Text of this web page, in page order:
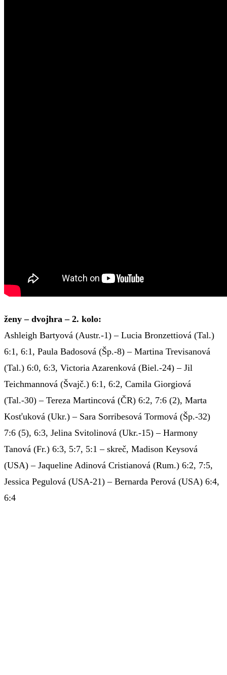
ženy – dvojhra – 2. kolo:
Ashleigh Bartyová (Austr.-1) – Lucia Bronzettiová (Tal.)
6:1, 6:1, Paula Badosová (Šp.-8) – Martina Trevisanová
(Tal.) 6:0, 6:3, Victoria Azarenková (Biel.-24) – Jil
Teichmannová (Švajč.) 6:1, 6:2, Camila Giorgiová
(Tal.-30) – Tereza Martincová (ČR) 6:2, 7:6 (2), Marta
Kosťuková (Ukr.) – Sara Sorribesová Tormová (Šp.-32)
7:6 (5), 6:3, Jelina Svitolinová (Ukr.-15) – Harmony
Tanová (Fr.) 6:3, 5:7, 5:1 – skreč, Madison Keysová
(USA) – Jaqueline Adinová Cristianová (Rum.) 6:2, 7:5,
Jessica Pegulová (USA-21) – Bernarda Perová (USA) 6:4,
6:4